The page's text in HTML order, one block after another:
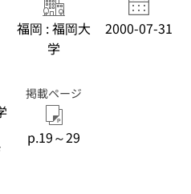
福岡 : 福岡大
学
2000-07-31
掲載ページ
p.19～29